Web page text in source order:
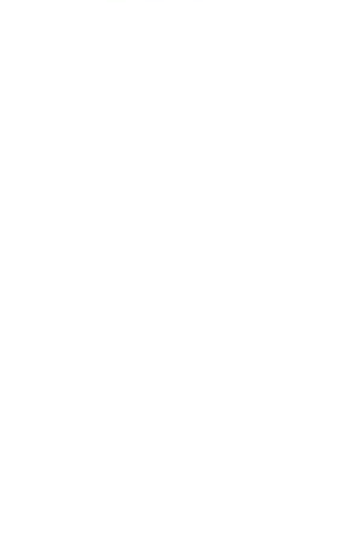
Sposób nawinięcia motka